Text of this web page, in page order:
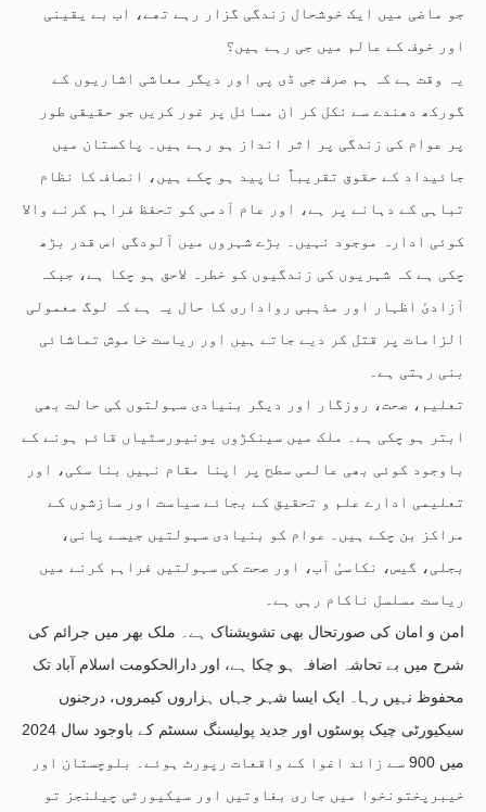
جو ماضی میں ایک خوشحال زندگی گزار رہے تھے، اب بے یقینی
اور خوف کے عالم میں جی رہے ہیں؟
یہ وقت ہے کہ ہم صرف جی ڈی پی اور دیگر معاشی اشاریوں کے
گورکھ دھندے سے نکل کر ان مسائل پر غور کریں جو حقیقی طور
پر عوام کی زندگی پر اثر انداز ہو رہے ہیں۔ پاکستان میں
جائیداد کے حقوق تقریباً ناپید ہو چکے ہیں، انصاف کا نظام
تباہی کے دہانے پر ہے، اور عام آدمی کو تحفظ فراہم کرنے والا
کوئی ادارہ موجود نہیں۔ بڑے شہروں میں آلودگی اس قدر بڑھ
چکی ہے کہ شہریوں کی زندگیوں کو خطرہ لاحق ہو چکا ہے، جبکہ
آزادیٔ اظہار اور مذہبی رواداری کا حال یہ ہے کہ لوگ معمولی
الزامات پر قتل کر دیے جاتے ہیں اور ریاست خاموش تماشائی
بنی رہتی ہے۔
تعلیم، صحت، روزگار اور دیگر بنیادی سہولتوں کی حالت بھی
ابتر ہو چکی ہے۔ ملک میں سینکڑوں یونیورسٹیاں قائم ہونے کے
باوجود کوئی بھی عالمی سطح پر اپنا مقام نہیں بنا سکی، اور
تعلیمی ادارے علم و تحقیق کے بجائے سیاست اور سازشوں کے
مراکز بن چکے ہیں۔ عوام کو بنیادی سہولتیں جیسے پانی،
بجلی، گیس، نکاسیٔ آب، اور صحت کی سہولتیں فراہم کرنے میں
ریاست مسلسل ناکام رہی ہے۔
امن و امان کی صورتحال بھی تشویشناک ہے۔ ملک بھر میں جرائم کی
شرح میں بے تحاشہ اضافہ ہو چکا ہے، اور دارالحکومت اسلام آباد تک
محفوظ نہیں رہا۔ ایک ایسا شہر جہاں ہزاروں کیمروں، درجنوں
سیکیورٹی چیک پوسٹوں اور جدید پولیسنگ سسٹم کے باوجود سال 2024
میں 900 سے زائد اغوا کے واقعات رپورٹ ہوئے۔ بلوچستان اور
خیبرپختونخوا میں جاری بغاوتیں اور سیکیورٹی چیلنجز تو